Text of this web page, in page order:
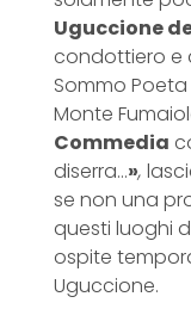
Uguccione
condottiero e
Sommo
Monte
Commedia
diserra…»,
se non una
questi luoghi
ospite
Uguccione.